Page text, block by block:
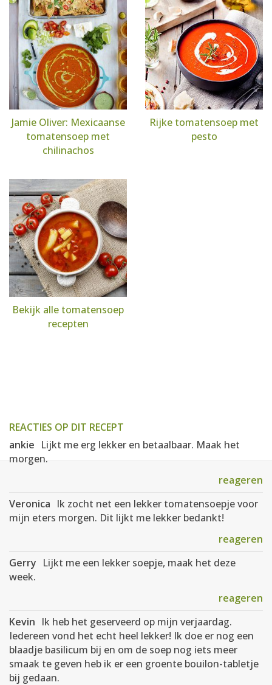
Jamie Oliver: Mexicaanse
tomatensoep met
chilinachos
Rijke tomatensoep met
pesto
Bekijk alle tomatensoep
recepten
REACTIES OP DIT RECEPT
ankie Lijkt me erg lekker en betaalbaar. Maak het
morgen.
reageren
Veronica Ik zocht net een lekker tomatensoepje voor
mijn eters morgen. Dit lijkt me lekker bedankt!
reageren
Gerry Lijkt me een lekker soepje, maak het deze
week.
reageren
Kevin Ik heb het geserveerd op mijn verjaardag.
Iedereen vond het echt heel lekker! Ik doe er nog een
blaadje basilicum bij en om de soep nog iets meer
smaak te geven heb ik er een groente bouilon-tabletje
bij gedaan.